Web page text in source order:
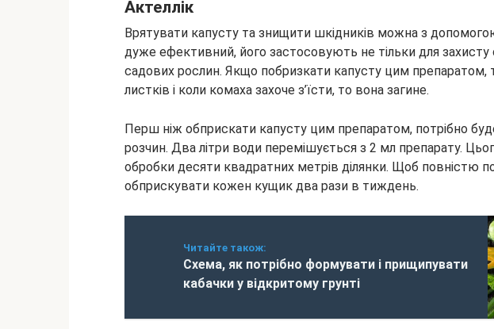
Актеллік
Врятувати капусту та знищити шкідників можна з
дуже ефективний, його застосовують не тільки для захисту
садових рослин. Якщо побризкати капусту цим препаратом,
листків і коли комаха захоче з’їсти, то вона загине.
Перш ніж обприскати капусту цим препаратом, потрібно
розчин. Два літри води перемішується з 2 мл препарату.
обробки десяти квадратних метрів ділянки. Щоб повністю
обприскувати кожен кущик два рази в тиждень.
Читайте також:
Схема, як потрібно формувати і прищипувати
кабачки у відкритому грунті